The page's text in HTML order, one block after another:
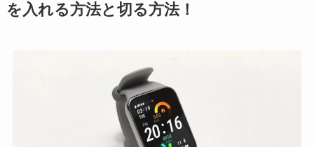
を入れる方法と切る方法！